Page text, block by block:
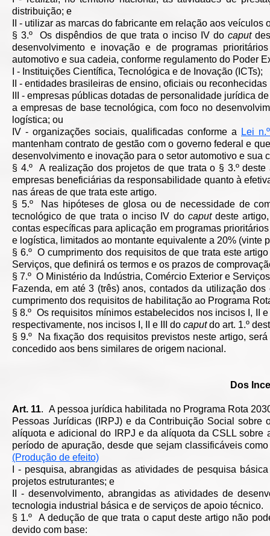
distribuição; e
II - utilizar as marcas do fabricante em relação aos
§ 3.º Os dispêndios de que trata o inciso IV do caput
desenvolvimento e inovação e de programas
automotivo e sua cadeia, conforme regulamento do Poder
I - Instituições Científica, Tecnológica e de Inovação (ICTs);
II - entidades brasileiras de ensino, oficiais ou
III - empresas públicas dotadas de personalidade jurídica
a empresas de base tecnológica, com foco no
logística; ou
IV - organizações sociais, qualificadas conforme a
Lei
mantenham contrato de gestão com o governo federal e
desenvolvimento e inovação para o setor automotivo e sua
§ 4.º A realização dos projetos de que trata o § 3.º
empresas beneficiárias da responsabilidade quanto à
nas áreas de que trata este artigo.
§ 5.º Nas hipóteses de glosa ou de necessidade de
tecnológico de que trata o inciso IV do caputdeste artigo,
contas específicas para aplicação em programas
e logística, limitados ao montante equivalente a 20% (vinte
§ 6.º O cumprimento dos requisitos de que trata este
Serviços, que definirá os termos e os prazos de
§ 7.º O Ministério da Indústria, Comércio Exterior e
Fazenda, em até 3 (três) anos, contados da utilização
cumprimento dos requisitos de habilitação ao Programa
§ 8.º Os requisitos mínimos estabelecidos nos incisos I, II
respectivamente, nos incisos I, II e III do caputdo art. 1.º
§ 9.º Na fixação dos requisitos previstos neste artigo,
concedido aos bens similares de origem nacional.
Dos
Art. 11. A pessoa jurídica habilitada no Programa Rota
Pessoas Jurídicas (IRPJ) e da Contribuição Social
alíquota e adicional do IRPJ e da alíquota da CSLL
período de apuração, desde que sejam classificáveis
(Produção de efeito)
I - pesquisa, abrangidas as atividades de pesquisa
projetos estruturantes; e
II - desenvolvimento, abrangidas as atividades de
tecnologia industrial básica e de serviços de apoio técnico.
§ 1.º A dedução de que trata o caput deste artigo não
devido com base: